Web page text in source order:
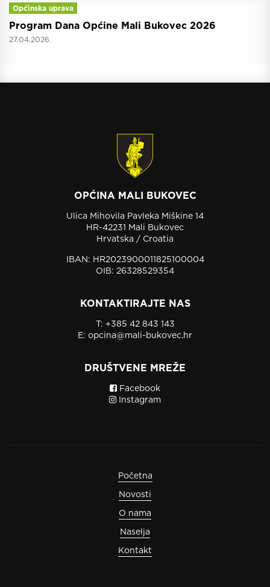
Općinska uprava
Program Dana Općine Mali Bukovec 2026
27.04.2026.
OPĆINA MALI BUKOVEC
Ulica Mihovila Pavleka Miškine 14
HR-42231 Mali Bukovec
Hrvatska / Croatia
IBAN: HR2023900011825100004
OIB: 26328529354
KONTAKTIRAJTE NAS
T: +385 42 843 143
E: opcina@mali-bukovec.hr
DRUŠTVENE MREŽE
Facebook
Instagram
Početna
Novosti
O nama
Naselja
Kontakt